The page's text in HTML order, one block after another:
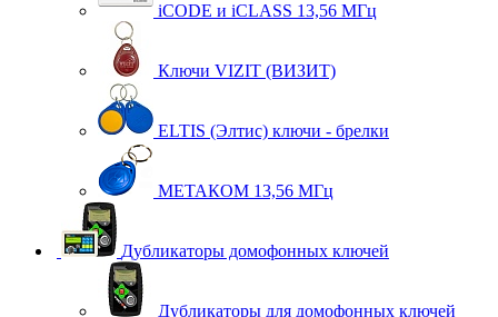
iCODE и iCLASS 13,56 МГц
Ключи VIZIT (ВИЗИТ)
ELTIS (Элтис) ключи - брелки
МЕТАКОМ 13,56 МГц
Дубликаторы домофонных ключей
Дубликаторы для домофонных ключей